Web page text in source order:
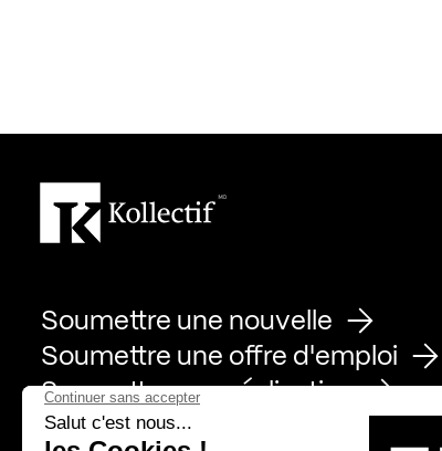
Soumettre une nouvelle
Soumettre une offre d'emploi
Soumettre une réalisation